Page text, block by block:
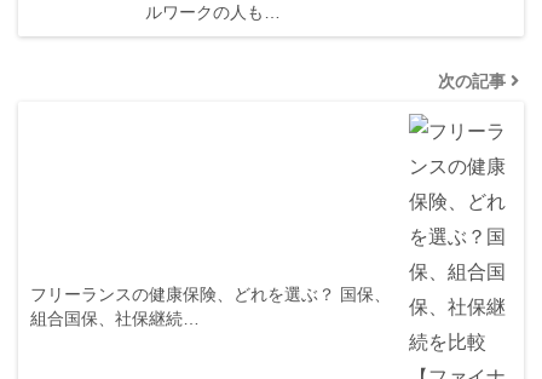
ルワークの人も…
次の記事
フリーランスの健康保険、どれを選ぶ？ 国保、
組合国保、社保継続…